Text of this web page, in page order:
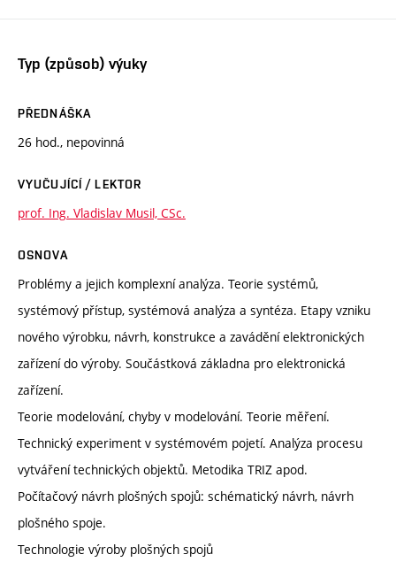
Typ (způsob) výuky
PŘEDNÁŠKA
26 hod., nepovinná
VYUČUJÍCÍ / LEKTOR
prof. Ing. Vladislav Musil, CSc.
OSNOVA
Problémy a jejich komplexní analýza. Teorie systémů,
systémový přístup, systémová analýza a syntéza. Etapy vzniku
nového výrobku, návrh, konstrukce a zavádění elektronických
zařízení do výroby. Součástková základna pro elektronická
zařízení.
Teorie modelování, chyby v modelování. Teorie měření.
Technický experiment v systémovém pojetí. Analýza procesu
vytváření technických objektů. Metodika TRIZ apod.
Počítačový návrh plošných spojů: schématický návrh, návrh
plošného spoje.
Technologie výroby plošných spojů